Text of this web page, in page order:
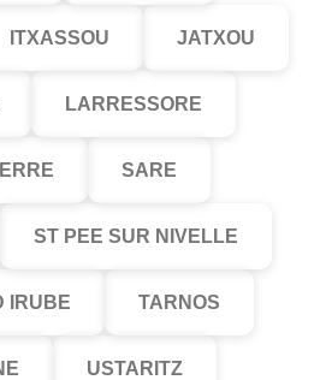
ITXASSOU JATXOU
LARRESSORE
SARE
ST PEE SUR NIVELLE
IRUBE TARNOS
USTARITZ